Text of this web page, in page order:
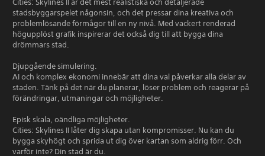
stadsbyggarspelet någonsin, och det pressar dina kreativa och
problemlösande förmågor till en ny nivå. Med vackert renderad
högupplöst grafik inspirerar det också dig till att bygga dina
drömmars stad.
Djupgående simulering.
AI och komplex ekonomi innebär att dina val påverkar alla delar av
staden. Tänk på det när du planerar, löser problem och reagerar på
förändringar, utmaningar och möjligheter.
Episk skala, oändliga möjligheter.
Cities: Skylines II låter dig skapa utan kompromisser. Nu kan du
bygga skyhögt och sprida ut dig över kartan som aldrig förr. Och
varför inte? Din stad är du.